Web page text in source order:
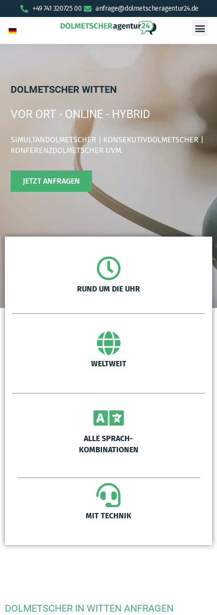
+49 741 320725 00 anfrage@dolmetscheragentur24.de
DOLMETSCHER WITTEN
VOR ORT - ONLINE - HYBRID
SIMULTANDOLMETSCHER | KONSEKUTIVDOLMETSCHER |
KONFERENZDOLMETSCHER UVM.
JETZT ANFRAGEN
RUND UM DIE UHR
WELTWEIT
ALLE SPRACH-
KOMBINATIONEN
MIT TECHNIK
DOLMETSCHER IN WITTEN ANFRAGEN